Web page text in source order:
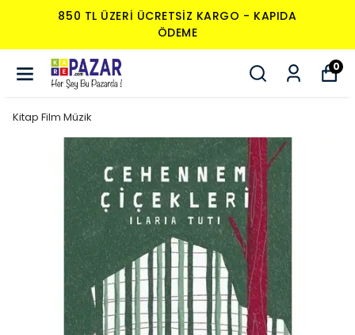
850 TL ÜZERI ÜCRETSIZ KARGO - KAPIDA
ÖDEME
0
Kitap Film Müzik